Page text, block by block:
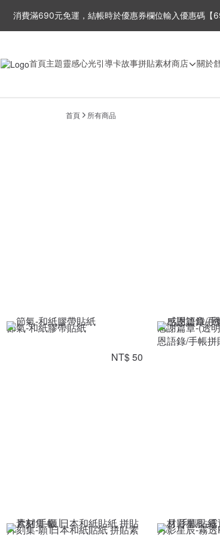
消費滿690元免運，結帳時於優惠券欄位輸入優惠碼【
首頁 主題靈感心光引導卡故事拼貼素材商店 關於
首頁 所有商品
節氣-和紙膠帶貼紙
NT$ 50
感謝篇章-(透
恩語錄/手帳拼
片刻集-願∣日本和紙貼紙 拼貼素
月影星辰-霧